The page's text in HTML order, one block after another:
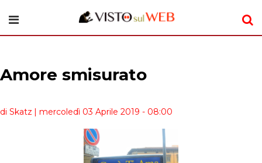
Amore smisurato
di Skatz | mercoledì 03 Aprile 2019 - 08:00